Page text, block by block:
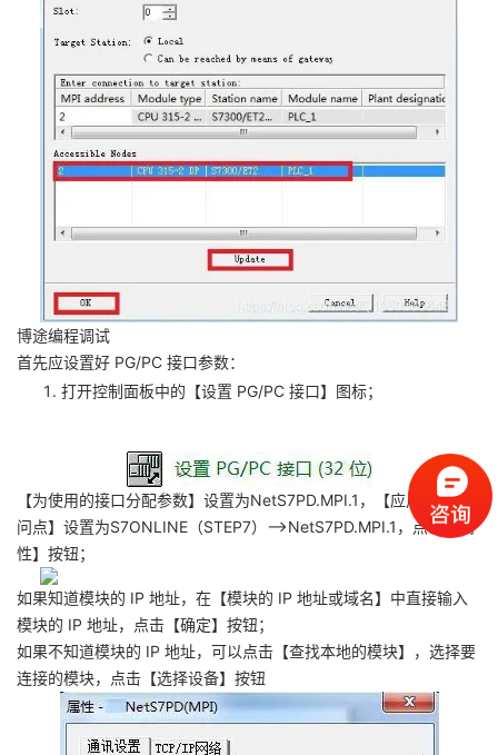
博途编程调试
首先应设置好 PG/PC 接口参数：
打开控制面板中的【设置 PG/PC 接口】图标；
【为使用的接口分配参数】设置为NetS7PD.MPI.1，【应用程序访
问点】设置为S7ONLINE（STEP7）—>NetS7PD.MPI.1，点击【属
性】按钮；
如果知道模块的 IP 地址，在【模块的 IP 地址或域名】中直接输入
模块的 IP 地址，点击【确定】按钮；
如果不知道模块的 IP 地址，可以点击【查找本地的模块】，选择要
连接的模块，点击【选择设备】按钮